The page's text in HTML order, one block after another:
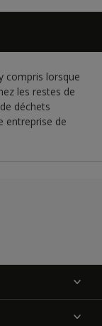
compris lorsque
les restes de
déchets
entreprise de